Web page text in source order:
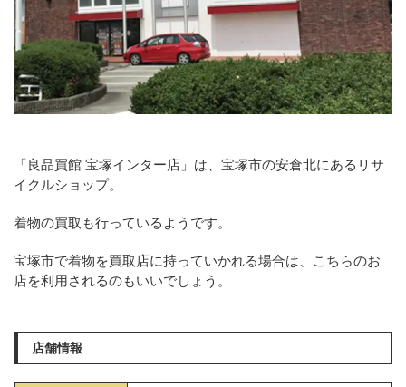
「良品買館 宝塚インター店」は、宝塚市の安倉北にあるリサ
イクルショップ。
着物の買取も行っているようです。
宝塚市で着物を買取店に持っていかれる場合は、こちらのお
店を利用されるのもいいでしょう。
店舗情報